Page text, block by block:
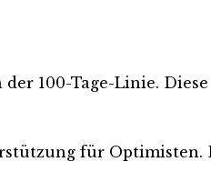
100-Tage-Linie.
für Optimisten.